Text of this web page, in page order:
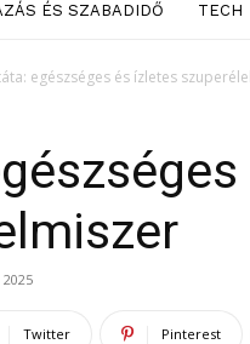
ÉS SZABADIDŐ TECH
egészséges és ízletes
Twitter Pinterest